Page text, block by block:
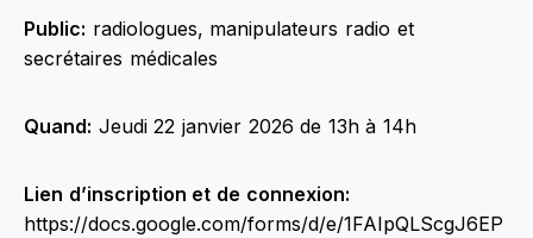
Public: radiologues, manipulateurs radio et
secrétaires médicales
Quand: Jeudi 22 janvier 2026de 13h à 14h
Lien d’inscription et de connexion:
https://docs.google.com/forms/d/e/1FAIpQLScgJ6EP